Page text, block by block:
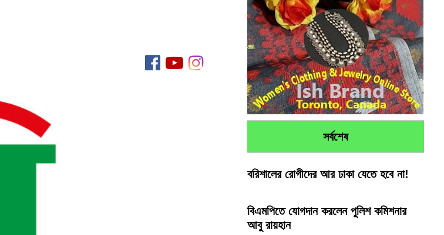
সর্বশেষ
বরিশালের রোগীদের আর ঢাকা যেতে হবে না!
বিএমপিতে যোগদান করলেন পুলিশ কমিশনার
আবু রায়হান